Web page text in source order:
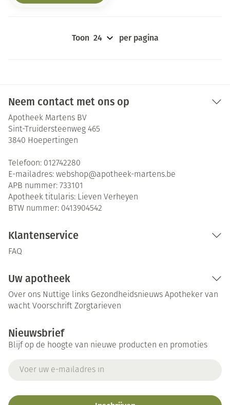
Toon per pagina
Neem contact met ons op
Apotheek Martens BV
Sint-Truidersteenweg 465
3840 Hoepertingen
Telefoon: 012742280
E-mailadres: webshop@apotheek-martens.be
APB nummer: 733101
Apotheek titularis: Lieven Verheyen
BTW nummer: 0413904542
Klantenservice
FAQ
Uw apotheek
Over ons Nuttige links Gezondheidsnieuws Apotheker van
wacht Voorschrift Zorgtarieven
Nieuwsbrief
Blijf op de hoogte van nieuwe producten en promoties